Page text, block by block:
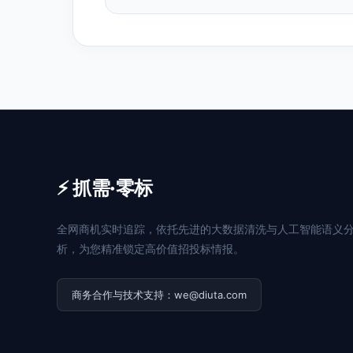
⚡ 抓需·零标
全网商机实时追踪，依托先进的大数据清洗与人工智能语义
析，为您精准锁定高价值招投标情报。
商务合作与技术支持：we@diuta.com